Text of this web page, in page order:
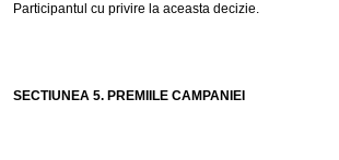
Participantul cu privire la aceasta decizie.
SECTIUNEA 5. PREMIILE CAMPANIEI